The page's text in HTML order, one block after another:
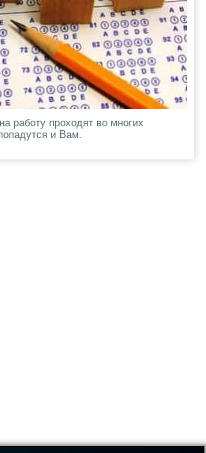
работу проходят во многих
и Вам.